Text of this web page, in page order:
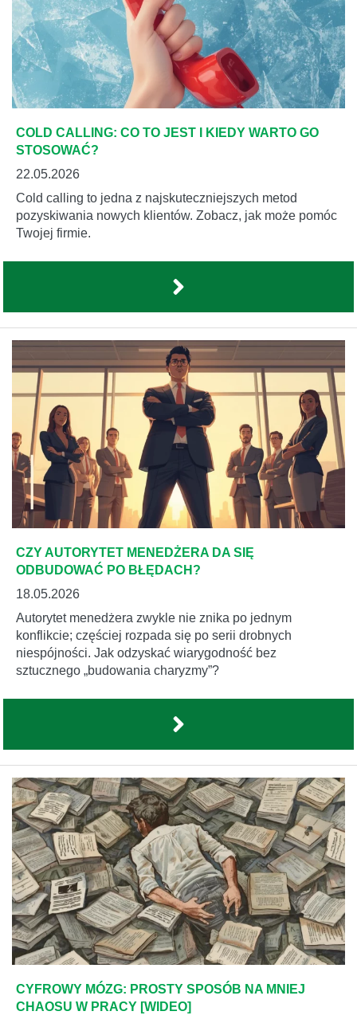
COLD CALLING: CO TO JEST I KIEDY WARTO GO
STOSOWAĆ?
22.05.2026
Cold calling to jedna z najskuteczniejszych metod
pozyskiwania nowych klientów. Zobacz, jak może pomóc
Twojej firmie.
CZY AUTORYTET MENEDŻERA DA SIĘ
ODBUDOWAĆ PO BŁĘDACH?
18.05.2026
Autorytet menedżera zwykle nie znika po jednym
konflikcie; częściej rozpada się po serii drobnych
niespójności. Jak odzyskać wiarygodność bez
sztucznego „budowania charyzmy”?
CYFROWY MÓZG: PROSTY SPOSÓB NA MNIEJ
CHAOSU W PRACY [WIDEO]